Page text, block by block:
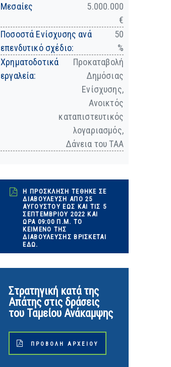
Μεσαίες
5.000.000
€
Ποσοστά Ενίσχυσης ανά
επενδυτικό σχέδιο:
50
%
Χρηματοδοτικά
εργαλεία:
Προκαταβολή
Δημόσιας
Ενίσχυσης,
Ανοικτός
καταπιστευτικός
λογαριασμός,
Δάνεια του ΤΑΑ
Η ΠΡΌΣΚΛΗΣΗ ΤΈΘΗΚΕ ΣΕ
ΔΙΑΒΟΎΛΕΥΣΗ ΑΠΌ 25
ΑΥΓΟΎΣΤΟΥ ΈΩΣ ΚΑΙ ΤΙΣ 5
ΣΕΠΤΕΜΒΡΊΟΥ 2022 ΚΑΙ
ΏΡΑ 09:00 Π.Μ. ΤΟ
ΚΕΊΜΕΝΟ ΤΗΣ
ΔΙΑΒΟΎΛΕΥΣΗΣ ΒΡΊΣΚΕΤΑΙ
ΕΔΏ.
Στρατηγική κατά της
Απάτης στις δράσεις
του Ταμείου Ανάκαμψης
ΠΡΟΒΟΛΉ ΑΡΧΕΊΟΥ